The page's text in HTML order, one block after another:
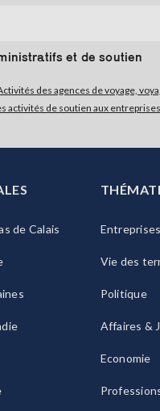
et de soutien
des agences de voyage,
activités de soutien aux entreprises
de Calais Entreprises
Vie des
Politique
Affaires &
Economie